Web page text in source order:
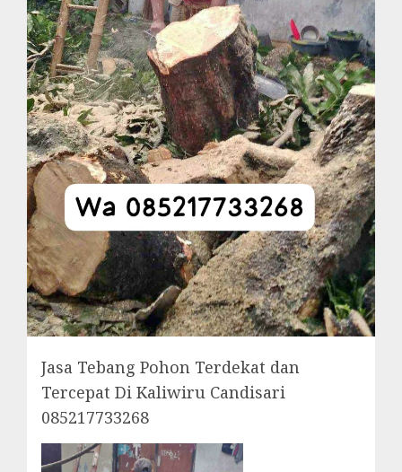
Jasa Tebang Pohon Terdekat dan
Tercepat Di Kaliwiru Candisari
085217733268